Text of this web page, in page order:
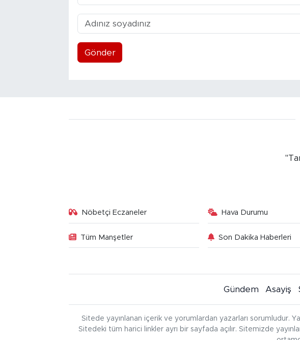
Gönder
Nöbetçi Eczaneler Hava Durumu
Tüm Manşetler Son Dakika Haberleri
Gündem Asayiş
Sitede yayınlanan içerik ve yorumlardan yazarları sorumludur.
Sitedeki tüm harici linkler ayrı bir sayfada açılır. Sitemizde